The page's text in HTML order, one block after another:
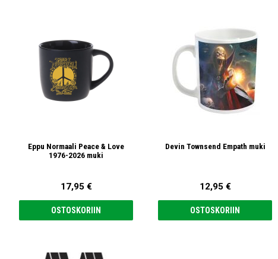
Eppu Normaali Peace & Love
1976-2026 muki
17,95 €
OSTOSKORIIN
Devin Townsend Empath muki
12,95 €
OSTOSKORIIN